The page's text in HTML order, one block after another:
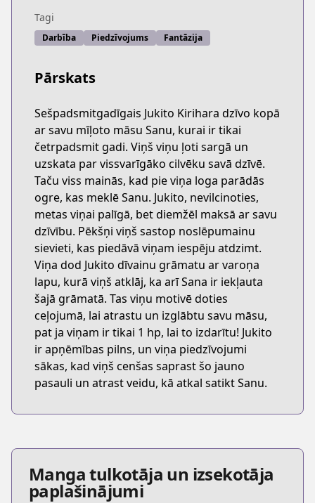
Tagi
Darbība Piedzīvojums Fantāzija
Pārskats
Sešpadsmitgadīgais Jukito Kirihara dzīvo kopā
ar savu mīļoto māsu Sanu, kurai ir tikai
četrpadsmit gadi. Viņš viņu ļoti sargā un
uzskata par vissvarīgāko cilvēku savā dzīvē.
Taču viss mainās, kad pie viņa loga parādās
ogre, kas meklē Sanu. Jukito, nevilcinoties,
metas viņai palīgā, bet diemžēl maksā ar savu
dzīvību. Pēkšņi viņš sastop noslēpumainu
sievieti, kas piedāvā viņam iespēju atdzimt.
Viņa dod Jukito dīvainu grāmatu ar varoņa
lapu, kurā viņš atklāj, ka arī Sana ir iekļauta
šajā grāmatā. Tas viņu motivē doties
ceļojumā, lai atrastu un izglābtu savu māsu,
pat ja viņam ir tikai 1 hp, lai to izdarītu! Jukito
ir apņēmības pilns, un viņa piedzīvojumi
sākas, kad viņš cenšas saprast šo jauno
pasauli un atrast veidu, kā atkal satikt Sanu.
Manga tulkotāja un izsekotāja
paplašinājumi